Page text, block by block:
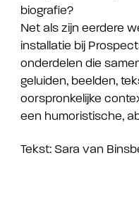
biografie?
Net als zijn eerdere
installatie bij
onderdelen die
geluiden, beelden,
oorspronkelijke
een humoristische,
Tekst: Sara van